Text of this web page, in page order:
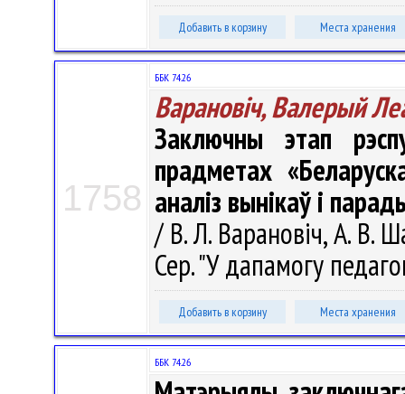
Добавить в корзину Места хранения
1758
ББК 74.26
Варановіч, Валерый
Заключны этап
прадметах
аналіз вынікаў і
/ В. Л. Варановіч, А. В.
Сер. "У дапамогу
Добавить в корзину Места хранения
ББК 74.26